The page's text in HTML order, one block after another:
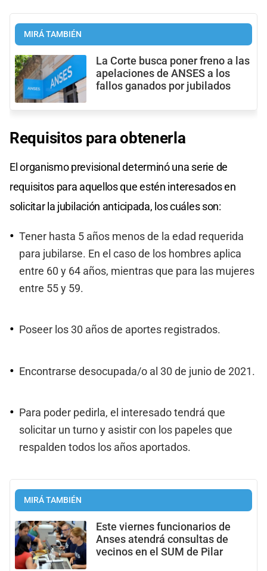
MIRÁ TAMBIÉN
La Corte busca poner freno a las
apelaciones de ANSES a los
fallos ganados por jubilados
Requisitos para obtenerla
El organismo previsional determinó una serie de
requisitos para aquellos que estén interesados en
solicitar la jubilación anticipada, los cuáles son:
Tener hasta 5 años menos de la edad requerida
para jubilarse. En el caso de los hombres aplica
entre 60 y 64 años, mientras que para las mujeres
entre 55 y 59.
Poseer los 30 años de aportes registrados.
Encontrarse desocupada/o al 30 de junio de 2021.
Para poder pedirla, el interesado tendrá que
solicitar un turno y asistir con los papeles que
respalden todos los años aportados.
MIRÁ TAMBIÉN
Este viernes funcionarios de
Anses atendrá consultas de
vecinos en el SUM de Pilar